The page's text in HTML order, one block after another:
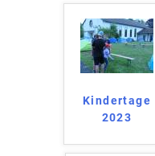
Kindertage
2023